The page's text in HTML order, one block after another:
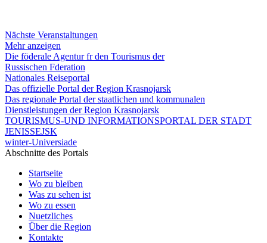
Nächste Veranstaltungen
Mehr anzeigen
Die föderale Agentur fr den Tourismus der
Russischen Fderation
Nationales Reiseportal
Das offizielle Portal der Region Krasnojarsk
Das regionale Portal der staatlichen und kommunalen
Dienstleistungen der Region Krasnojarsk
TOURISMUS-UND INFORMATIONSPORTAL DER STADT
JENISSEJSK
winter-Universiade
Abschnitte des Portals
Startseite
Wo zu bleiben
Was zu sehen ist
Wo zu essen
Nuetzliches
Über die Region
Kontakte